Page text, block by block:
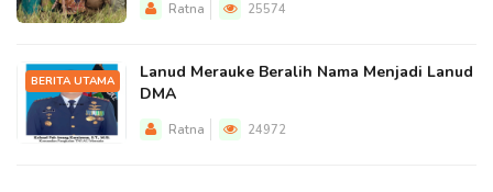
Ratna 25574
BERITA UTAMA
Lanud Merauke Beralih Nama Menjadi Lanud
DMA
Ratna 24972